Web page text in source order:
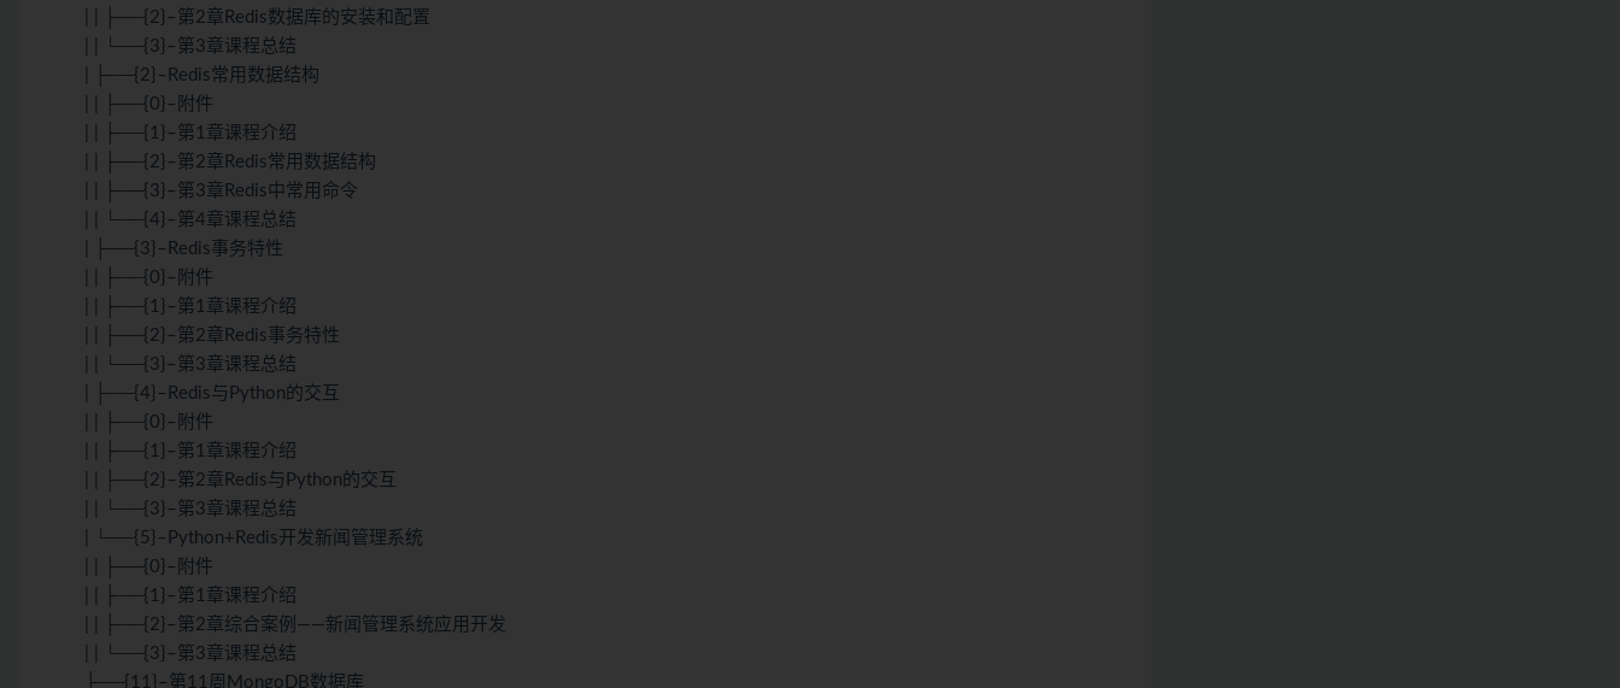
| | ├──{2}–第2章Redis数据库的安装和配置
| | └──{3}–第3章课程总结
| ├──{2}–Redis常用数据结构
| | ├──{0}–附件
| | ├──{1}–第1章课程介绍
| | ├──{2}–第2章Redis常用数据结构
| | ├──{3}–第3章Redis中常用命令
| | └──{4}–第4章课程总结
| ├──{3}–Redis事务特性
| | ├──{0}–附件
| | ├──{1}–第1章课程介绍
| | ├──{2}–第2章Redis事务特性
| | └──{3}–第3章课程总结
| ├──{4}–Redis与Python的交互
| | ├──{0}–附件
| | ├──{1}–第1章课程介绍
| | ├──{2}–第2章Redis与Python的交互
| | └──{3}–第3章课程总结
| └──{5}–Python+Redis开发新闻管理系统
| | ├──{0}–附件
| | ├──{1}–第1章课程介绍
| | ├──{2}–第2章综合案例——新闻管理系统应用开发
| | └──{3}–第3章课程总结
├──{11}–第11周MongoDB数据库